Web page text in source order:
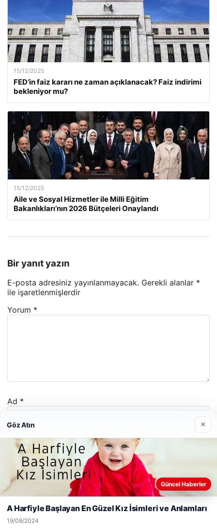
15/12/2025
FED’in faiz kararı ne zaman açıklanacak? Faiz indirimi
bekleniyor mu?
15/12/2025
Aile ve Sosyal Hizmetler ile Milli Eğitim
Bakanlıkları’nın 2026 Bütçeleri Onaylandı
Bir yanıt yazın
E-posta adresiniz yayınlanmayacak. Gerekli alanlar *
ile işaretlenmişlerdir
Yorum *
Ad *
E-posta*
İnternet sitesi
Web sitemizi nasıl kullandığınızı daha iyi anlayabilmek,
deneyiminizi kişiselleştirmek ve geliştirmek amacıyla çerezler
Reddet Kabul Et
Göz Atın ×
Güncel Haberler
A Harfiyle Başlayan En Güzel Kız İsimleri ve Anlamları
19/08/2024